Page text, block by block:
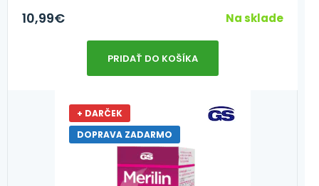
10,99€ Na sklade
PRIDAŤ DO KOŠÍKA
+ DARČEK
DOPRAVA ZADARMO